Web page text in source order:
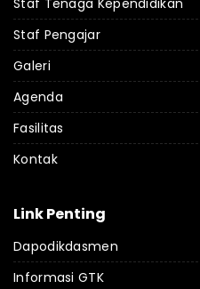
Staf Pengajar
Galeri
Agenda
Fasilitas
Kontak
Link Penting
Dapodikdasmen
Informasi GTK